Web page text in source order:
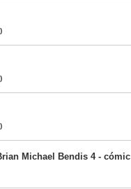
Michael Bendis 4 - cómic